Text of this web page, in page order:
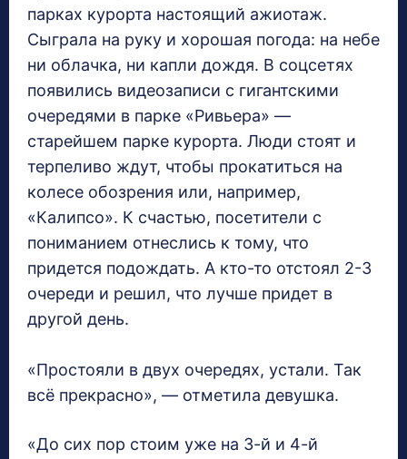
парках курорта настоящий ажиотаж.
Сыграла на руку и хорошая погода: на небе
ни облачка, ни капли дождя. В соцсетях
появились видеозаписи с гигантскими
очередями в парке «Ривьера» —
старейшем парке курорта. Люди стоят и
терпеливо ждут, чтобы прокатиться на
колесе обозрения или, например,
«Калипсо». К счастью, посетители с
пониманием отнеслись к тому, что
придется подождать. А кто-то отстоял 2-3
очереди и решил, что лучше придет в
другой день.
«Простояли в двух очередях, устали. Так
всё прекрасно», — отметила девушка.
«До сих пор стоим уже на 3-й и 4-й